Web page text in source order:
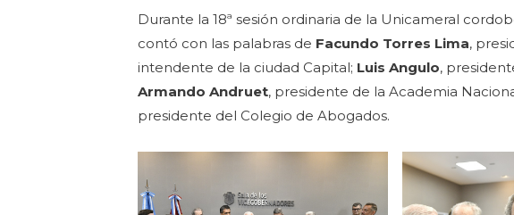
Durante la 18ª sesión ordinaria de la Unicameral
contó con las palabras de Facundo Torres Lima,
intendente de la ciudad Capital; Luis Angulo,
Armando Andruet, presidente de la Academia
presidente del Colegio de Abogados.